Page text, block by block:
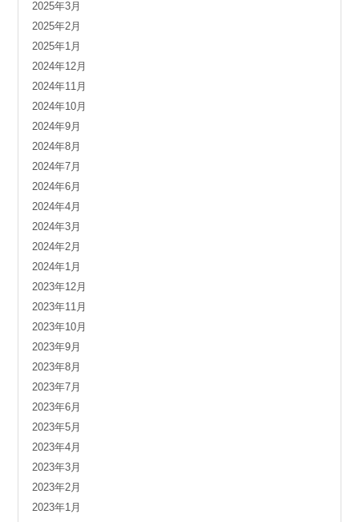
2025年3月
2025年2月
2025年1月
2024年12月
2024年11月
2024年10月
2024年9月
2024年8月
2024年7月
2024年6月
2024年4月
2024年3月
2024年2月
2024年1月
2023年12月
2023年11月
2023年10月
2023年9月
2023年8月
2023年7月
2023年6月
2023年5月
2023年4月
2023年3月
2023年2月
2023年1月